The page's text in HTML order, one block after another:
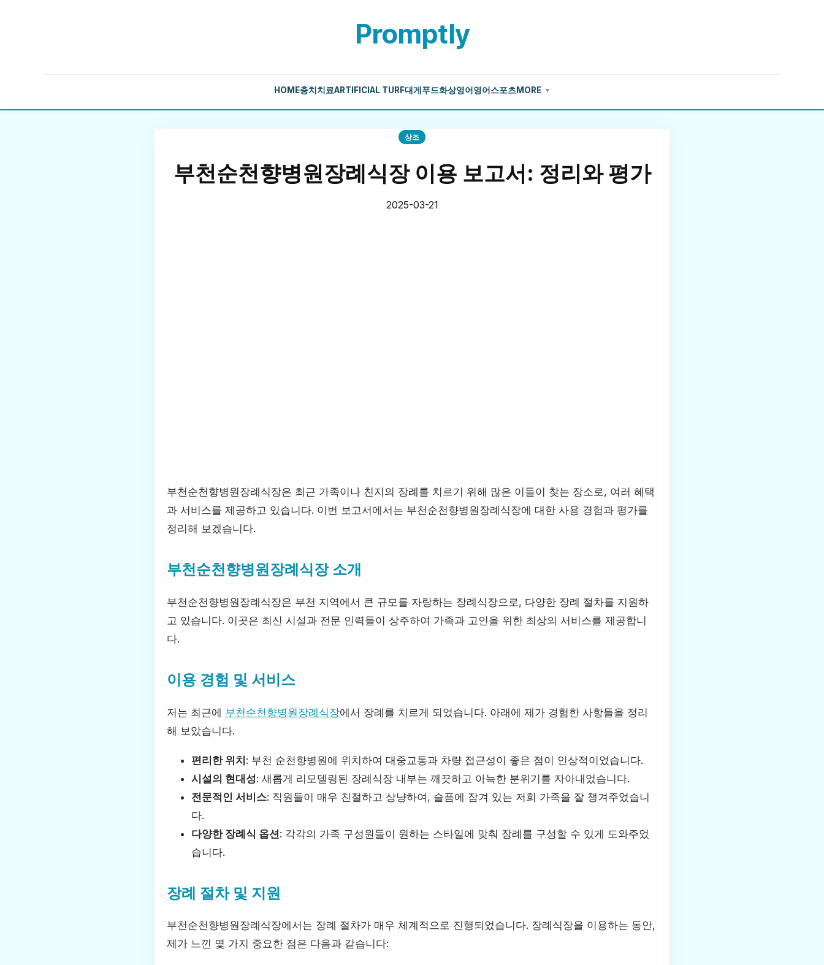
Promptly
HOME충치치료ARTIFICIAL TURF대게 푸드화상영어 영어 스포츠MORE ▼
상조
부천순천향병원장례식장 이용 보고서: 정리와 평가
2025-03-21
부천순천향병원장례식장은 최근 가족이나 친지의 장례를 치르기 위해 많은 이들이 찾는 장소로, 여러 혜택
과 서비스를 제공하고 있습니다. 이번 보고서에서는 부천순천향병원장례식장에 대한 사용 경험과 평가를
정리해 보겠습니다.
부천순천향병원장례식장 소개
부천순천향병원장례식장은 부천 지역에서 큰 규모를 자랑하는 장례식장으로, 다양한 장례 절차를 지원하
고 있습니다. 이곳은 최신 시설과 전문 인력들이 상주하여 가족과 고인을 위한 최상의 서비스를 제공합니
다.
이용 경험 및 서비스
저는 최근에 부천순천향병원장례식장에서 장례를 치르게 되었습니다. 아래에 제가 경험한 사항들을 정리
해 보았습니다.
편리한 위치: 부천 순천향병원에 위치하여 대중교통과 차량 접근성이 좋은 점이 인상적이었습니다.
시설의 현대성: 새롭게 리모델링된 장례식장 내부는 깨끗하고 아늑한 분위기를 자아내었습니다.
전문적인 서비스: 직원들이 매우 친절하고 상냥하여, 슬픔에 잠겨 있는 저희 가족을 잘 챙겨주었습니
다.
다양한 장례식 옵션: 각각의 가족 구성원들이 원하는 스타일에 맞춰 장례를 구성할 수 있게 도와주었
습니다.
장례 절차 및 지원
부천순천향병원장례식장에서는 장례 절차가 매우 체계적으로 진행되었습니다. 장례식장을 이용하는 동안,
제가 느낀 몇 가지 중요한 점은 다음과 같습니다: